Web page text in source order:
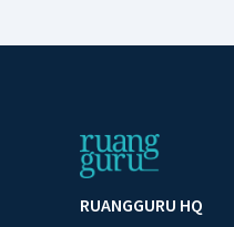
RUANGGURU HQ